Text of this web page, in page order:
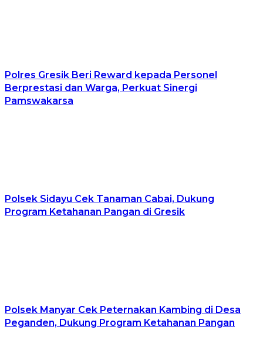
Polres Gresik Beri Reward kepada Personel
Berprestasi dan Warga, Perkuat Sinergi
Pamswakarsa
Polsek Sidayu Cek Tanaman Cabai, Dukung
Program Ketahanan Pangan di Gresik
Polsek Manyar Cek Peternakan Kambing di Desa
Peganden, Dukung Program Ketahanan Pangan